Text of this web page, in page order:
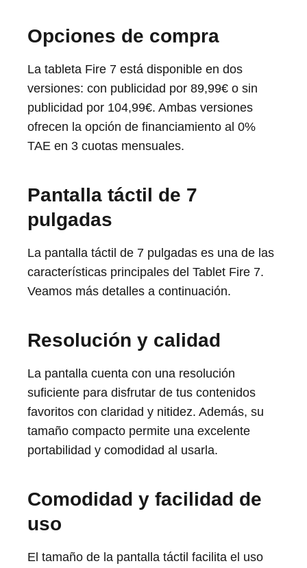
Opciones de compra
La tableta Fire 7 está disponible en dos
versiones: con publicidad por 89,99€ o sin
publicidad por 104,99€. Ambas versiones
ofrecen la opción de financiamiento al 0%
TAE en 3 cuotas mensuales.
Pantalla táctil de 7
pulgadas
La pantalla táctil de 7 pulgadas es una de las
características principales del Tablet Fire 7.
Veamos más detalles a continuación.
Resolución y calidad
La pantalla cuenta con una resolución
suficiente para disfrutar de tus contenidos
favoritos con claridad y nitidez. Además, su
tamaño compacto permite una excelente
portabilidad y comodidad al usarla.
Comodidad y facilidad de
uso
El tamaño de la pantalla táctil facilita el uso